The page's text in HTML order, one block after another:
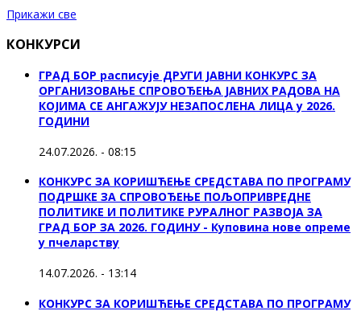
Прикажи све
КОНКУРСИ
ГРАД БОР расписује ДРУГИ ЈАВНИ КОНКУРС ЗА
ОРГАНИЗОВАЊЕ СПРОВОЂЕЊА ЈАВНИХ РАДОВА НА
КОЈИМА СЕ АНГАЖУЈУ НЕЗАПОСЛЕНА ЛИЦА у 2026.
ГОДИНИ
24.07.2026. - 08:15
КОНКУРС ЗА КОРИШЋЕЊЕ СРЕДСТАВА ПО ПРОГРАМУ
ПОДРШКЕ ЗА СПРОВОЂЕЊЕ ПОЉОПРИВРЕДНЕ
ПОЛИТИКЕ И ПОЛИТИКЕ РУРАЛНОГ РАЗВОЈА ЗА
ГРАД БОР ЗА 2026. ГОДИНУ - Куповина нове опреме
у пчеларству
14.07.2026. - 13:14
КОНКУРС ЗА КОРИШЋЕЊЕ СРЕДСТАВА ПО ПРОГРАМУ